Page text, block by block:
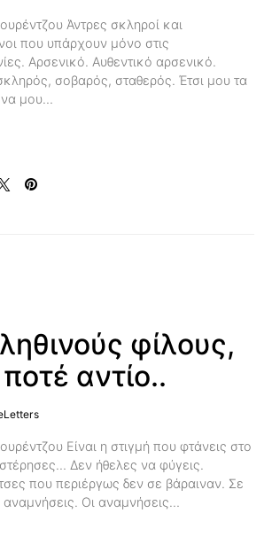
Άντρες σκληροί και
που υπάρχουν μόνο στις
Αρσενικό. Αυθεντικό αρσενικό.
σοβαρός, σταθερός. Έτσι μου τα
μου…
φίλους,
αντίο..
Είναι η στιγμή που φτάνεις στο
Δεν ήθελες να φύγεις.
που περιέργως δεν σε βάραιναν. Σε
Οι αναμνήσεις…